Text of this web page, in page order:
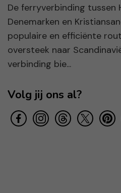
De ferryverbinding tussen
Denemarken en
populaire en efficiënte
oversteek naar
verbinding bie...
Volg jij ons al?